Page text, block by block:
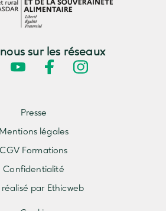
sur les réseaux
Presse
Mentions légales
CGV Formations
Confidentialité
par Ethicweb